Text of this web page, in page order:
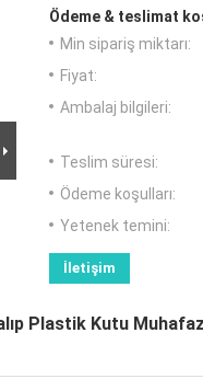
Ödeme & teslimat
Min sipariş miktarı:
Fiyat:
Ambalaj bilgileri:
Teslim süresi:
Ödeme koşulları:
Yetenek temini:
İletişim
Plastik Kutu